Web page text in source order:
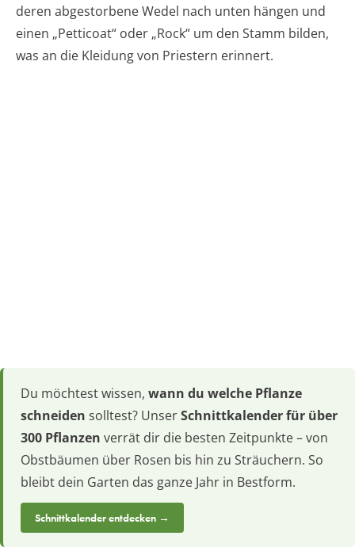
deren abgestorbene Wedel nach unten hängen und
einen „Petticoat“ oder „Rock“ um den Stamm bilden,
was an die Kleidung von Priestern erinnert.
Du möchtest wissen, wann du welche Pflanze
schneiden solltest? UnserSchnittkalender für über
300 Pflanzen verrät dir die besten Zeitpunkte – von
Obstbäumen über Rosen bis hin zu Sträuchern. So
bleibt dein Garten das ganze Jahr in Bestform.
Schnittkalender entdecken →